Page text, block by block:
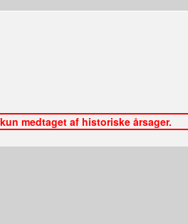
medtaget af historiske årsager.